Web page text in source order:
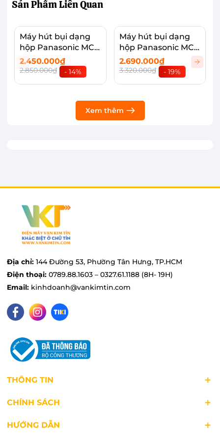
kéo dài trong suốt quá trình dọn dẹp.
Công suất đến 2000W cho máy hút mạnh
mẽ và ổn định
công suất mạnh mẽ lên đến 2000W, tạo ra lực
hút 270W. Bởi vậy mà máy có thể hút sạch bụi
bẩn, rác thải và các vết bẩn cứng đầu một cách
nhanh chóng và hiệu quả. Hơn nữa, máy được
trang bị khả năng điều chỉnh công suất hút linh
phù hợp với các bề mặt khác nhau, từ sàn gỗ,
thảm cho đến các khu vực khó làm sạch.
Sản PhẩmLiên Quan
Máy hút bụi dạng
hộp Panasonic MC-
CL601AN49
2.450.000₫
2.850.000₫ - 14%
Máy hút bụi dạng
hộp Panasonic MC-
CL603GN49
2.690.000₫
3.320.000₫ - 19%
Xem thêm
Địa chỉ: 144 Đường 53, Phường Tân Hưng, TP.HCM
Điện thoại: 0789.88.1603 – 0327.61.1188 (8H- 19H)
Email: kinhdoanh@vankimtin.com
THÔNG TIN
CHÍNH SÁCH
HƯỚNG DẪN